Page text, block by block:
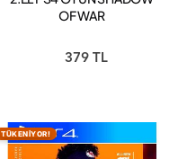
OF WAR
379 TL
TÜKENİYOR!